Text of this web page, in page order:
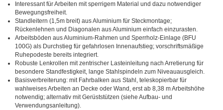
Interessant für Arbeiten mit sperrigem Material und dazu notwendiger
Bewegungsfreiheit.
Standleitern (1,5m breit) aus Aluminium für Steckmontage;
Rückenlehnen und Diagonalen aus Aluminium einfach einzurasten.
Arbeitsböden aus Aluminium-Rahmen und Sperrholz-Einlage (BFU
100G) als Durchstieg für gefahrlosen Innenaufstieg; vorschriftsmäßige
Ruhepodeste bereits integriert.
Robuste Lenkrollen mit zentrischer Lasteinleitung nach Arretierung für
besondere Standfestigkeit, lange Stahlspindeln zum Niveauausgleich.
Basisverbreiterung: mit Fahrbalken aus Stahl, teleskopierbar für
wahlweises Arbeiten an Decke oder Wand, erst ab 8,38 m Arbeitshöhe
notwendig; alternativ mit Gerüststützen (siehe Aufbau- und
Verwendungsanleitung).